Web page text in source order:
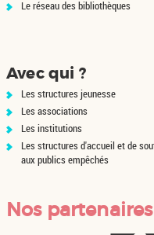
Le réseau des bibliothèques
Avec qui ?
Les structures jeunesse
Les associations
Les institutions
Les structures d'accueil et de
aux publics empêchés
Nos partenaires